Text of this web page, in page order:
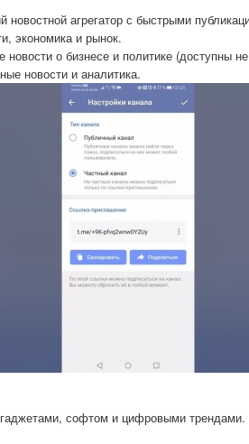
новостной агрегатор с быстрыми
экономика и рынок.
о бизнесе и политике (доступны
новости и аналитика.
софтом и цифровыми трендами.